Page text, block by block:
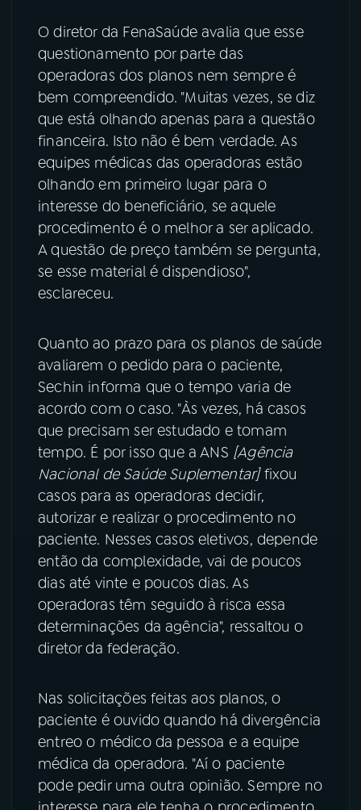
O diretor da FenaSaúde avalia que esse
questionamento por parte das
operadoras dos planos nem sempre é
bem compreendido. "Muitas vezes, se diz
que está olhando apenas para a questão
financeira. Isto não é bem verdade. As
equipes médicas das operadoras estão
olhando em primeiro lugar para o
interesse do beneficiário, se aquele
procedimento é o melhor a ser aplicado.
A questão de preço também se pergunta,
se esse material é dispendioso",
esclareceu.
Quanto ao prazo para os planos de saúde
avaliarem o pedido para o paciente,
Sechin informa que o tempo varia de
acordo com o caso. "Às vezes, há casos
que precisam ser estudado e tomam
tempo. É por isso que a ANS [Agência
Nacional de Saúde Suplementar]fixou
casos para as operadoras decidir,
autorizar e realizar o procedimento no
paciente. Nesses casos eletivos, depende
então da complexidade, vai de poucos
dias até vinte e poucos dias. As
operadoras têm seguido à risca essa
determinações da agência", ressaltou o
diretor da federação.
Nas solicitações feitas aos planos, o
paciente é ouvido quando há divergência
entreo o médico da pessoa e a equipe
médica da operadora. "Aí o paciente
pode pedir uma outra opinião. Sempre no